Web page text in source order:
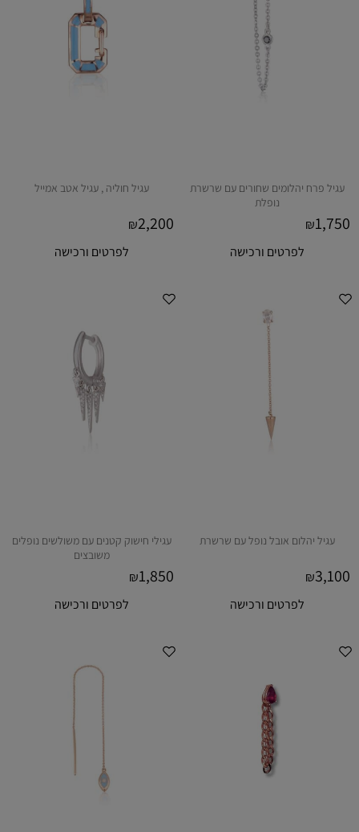
עגיל פרח יהלומים שחורים עם שרשרת
נופלת
₪1,750
לפרטים ורכישה
עגיל חוליה , עגיל אטב אמייל
₪2,200
לפרטים ורכישה
עגיל יהלום אובל נופל עם שרשרת
₪3,100
לפרטים ורכישה
עגילי חישוק קטנים עם משולשים נופלים
משובצים
₪1,850
לפרטים ורכישה